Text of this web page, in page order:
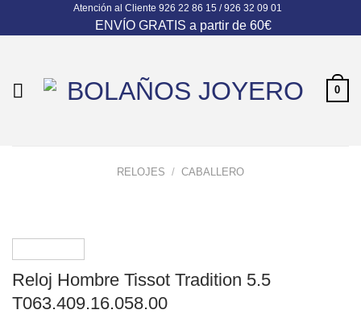
Atención al Cliente 926 22 86 15 / 926 32 09 01
ENVÍO GRATIS a partir de 60€
0
RELOJES / CABALLERO
Reloj Hombre Tissot Tradition 5.5
T063.409.16.058.00